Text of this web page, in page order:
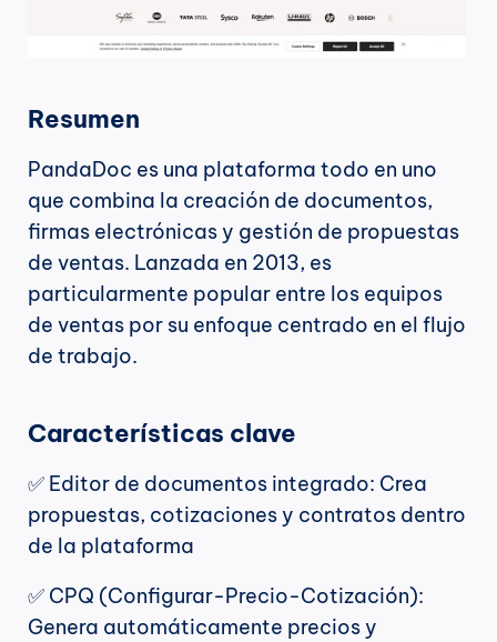
Resumen
PandaDoc es una plataforma todo en uno
que combina la creación de documentos,
firmas electrónicas y gestión de propuestas
de ventas. Lanzada en 2013, es
particularmente popular entre los equipos
de ventas por su enfoque centrado en el flujo
de trabajo.
Características clave
✅ Editor de documentos integrado: Crea
propuestas, cotizaciones y contratos dentro
de la plataforma
✅ CPQ (Configurar-Precio-Cotización):
Genera automáticamente precios y